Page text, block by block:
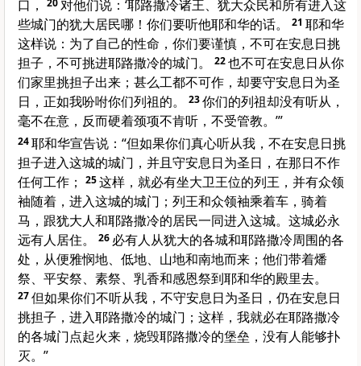
口， 20对他们说：‘耶路撒冷诸王、犹大众民和所有进入这
些城门的犹大居民哪！你们要听他耶和华的话。
21 耶和华
这样说：为了自己的性命，你们要谨慎，不可在安息日挑
担子，不可挑进耶路撒冷的城门。
22也不可在安息日从你
们家里挑担子出来；甚么工都不可作，却要守安息日为圣
日，正如我吩咐你们列祖的。
23你们的列祖却没有听从，
毫不在意，反而硬着颈项不肯听，不受管教。’”
24耶和华宣告说：“但如果你们真心听从我，不在安息日挑
担子进入这城的城门，并且守安息日为圣日，在那日不作
任何工作；
25这样，就必有坐大卫王位的列王，并有众领
袖随着，进入这城的城门；列王和众领袖乘着车，骑着
马，跟犹大人和耶路撒冷的居民一同进入这城。这城必永
远有人居住。
26 必有人从犹大的各城和耶路撒冷周围的各
处，从便雅悯地、低地、山地和南地而来；他们带着燔
祭、平安祭、素祭、乳香和感恩祭到耶和华的殿里去。
27但如果你们不听从我，不守安息日为圣日，仍在安息日
挑担子，进入耶路撒冷的城门；这样，我就必在耶路撒冷
的各城门点起火来，烧毁耶路撒冷的堡垒，没有人能够扑
灭。”